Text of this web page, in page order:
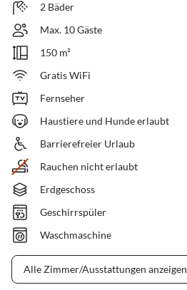
2 Bäder
Max. 10 Gäste
150 m²
Gratis WiFi
Fernseher
Haustiere und Hunde erlaubt
Barrierefreier Urlaub
Rauchen nicht erlaubt
Erdgeschoss
Geschirrspüler
Waschmaschine
Alle Zimmer/Ausstattungen anzeigen